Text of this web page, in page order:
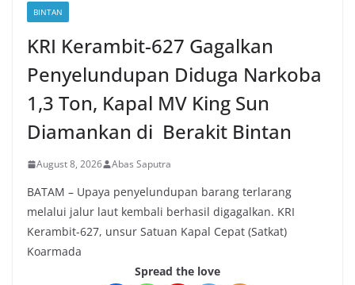
BINTAN
KRI Kerambit-627 Gagalkan
Penyelundupan Diduga Narkoba
1,3 Ton, Kapal MV King Sun
Diamankan di Berakit Bintan
August 8, 2026 Abas Saputra
BATAM – Upaya penyelundupan barang terlarang
melalui jalur laut kembali berhasil digagalkan. KRI
Kerambit-627, unsur Satuan Kapal Cepat (Satkat)
Koarmada
Spread the love